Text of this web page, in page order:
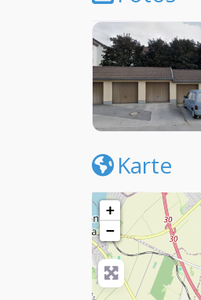
Karte
+
−